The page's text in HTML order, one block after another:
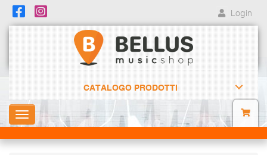
Login
CATALOGO PRODOTTI
Toggle
navigation